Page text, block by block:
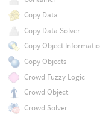
Copy Data
Copy Data Solver
Copy Object
Copy Objects
Crowd Fuzzy Logic
Crowd Object
Crowd Solver